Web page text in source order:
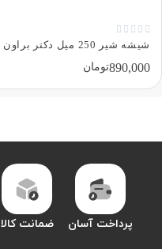





شیشه شیر 250 میل دکتر براون medical شکاف کام SB815-MED
890,000تومان
پرداخت آسان ضمانت کالا